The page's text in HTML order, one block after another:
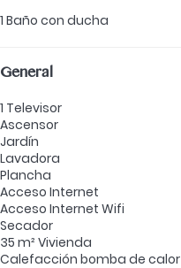
1 Baño con ducha
General
1 Televisor
Ascensor
Jardín
Lavadora
Plancha
Acceso Internet
Acceso Internet Wifi
Secador
35 m² Vivienda
Calefacción bomba de calor